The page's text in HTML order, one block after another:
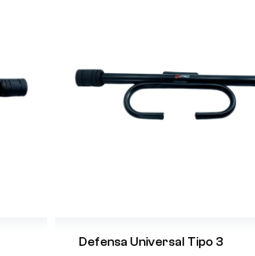
Defensa Universal Tipo 3